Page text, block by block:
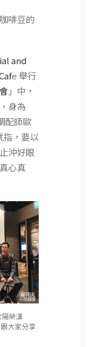
啡豆的
and
e 舉行
」中，
身為
配師歐
，要以
沖好眼
心真
榮漢
跟大家分享